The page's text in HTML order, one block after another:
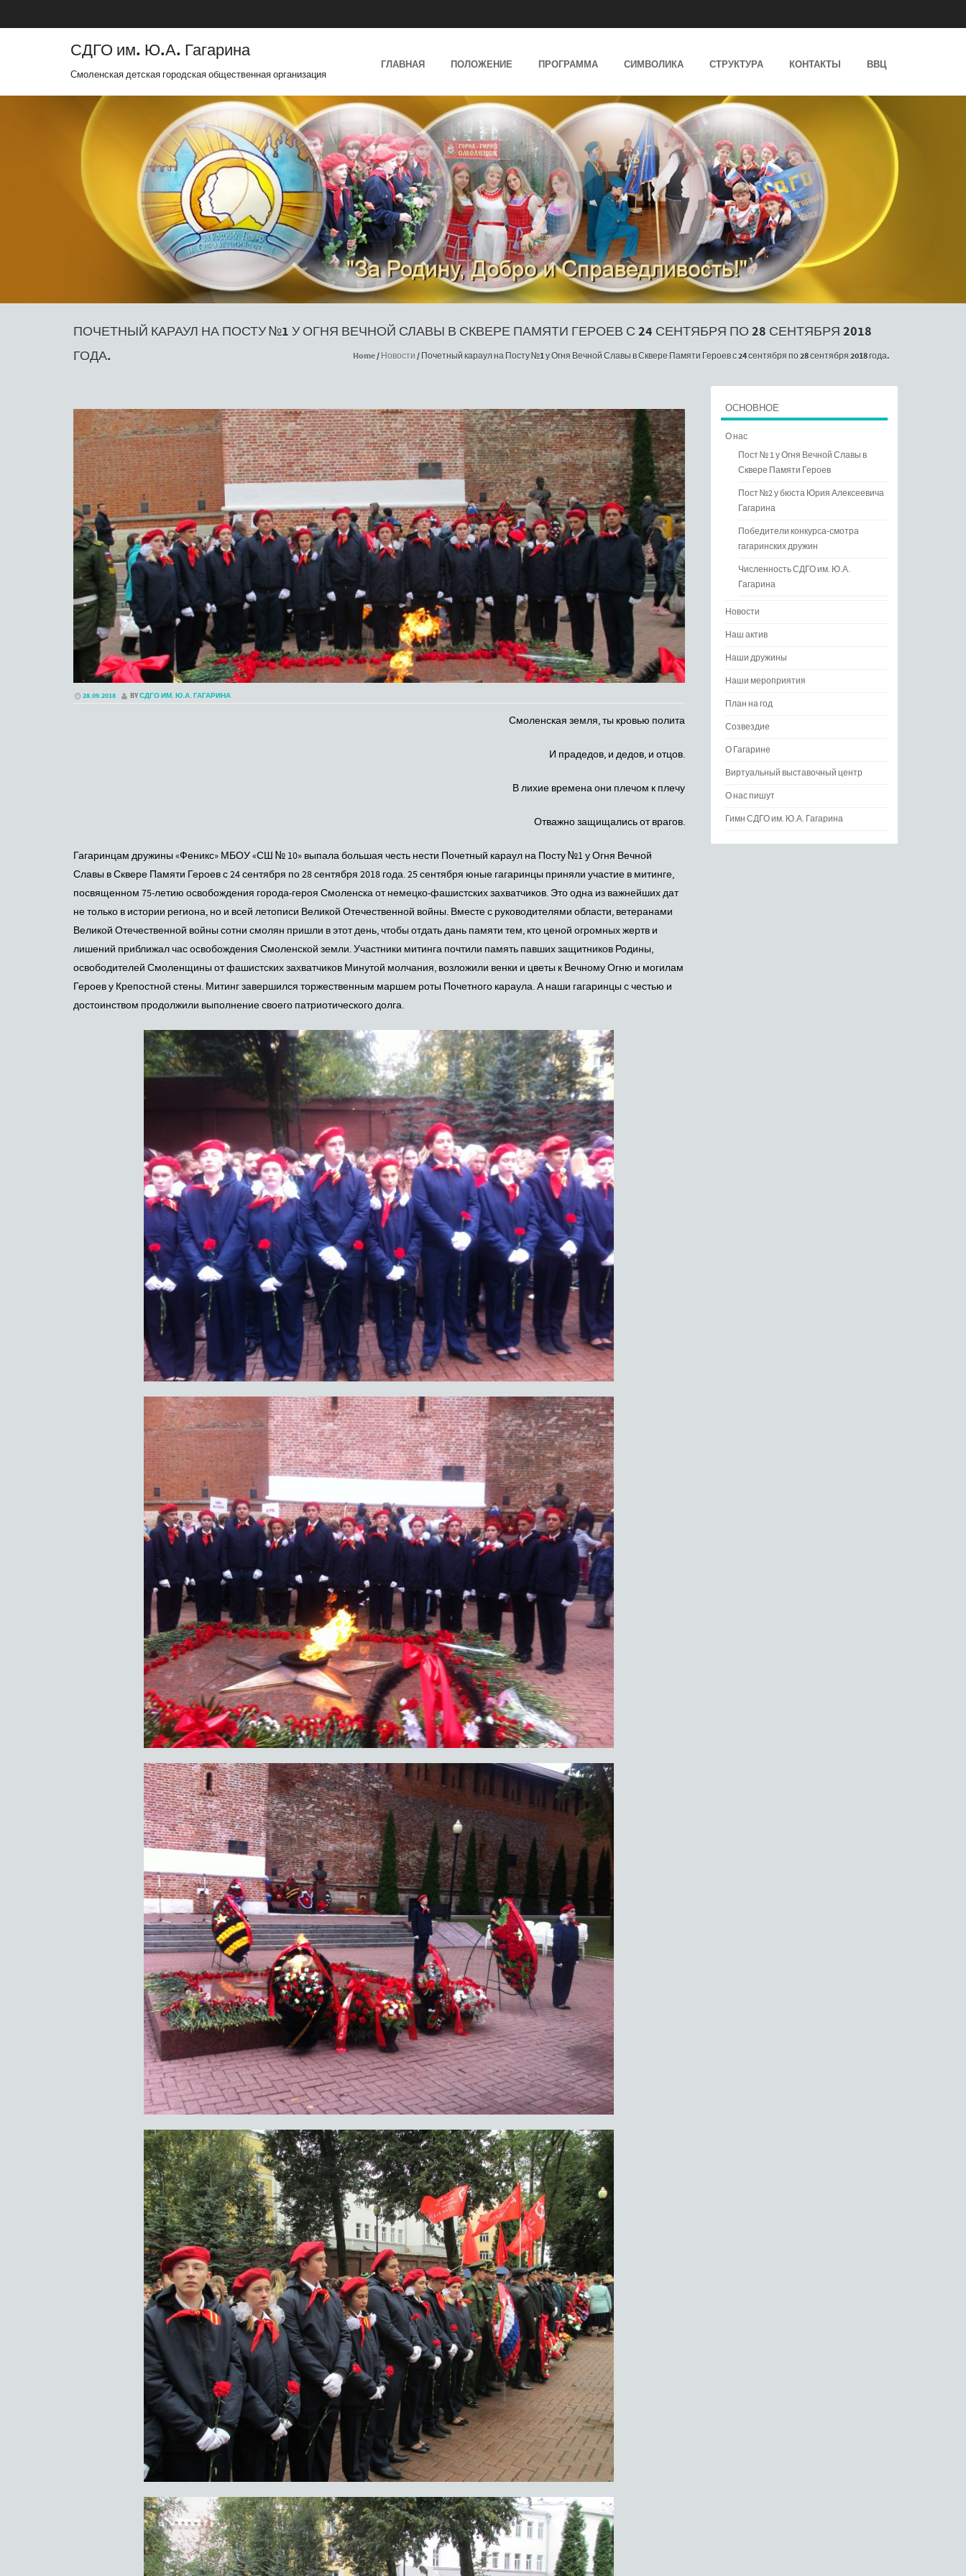
СДГО им. Ю.А. Гагарина
Смоленская детская городская общественная организация
SKIP TO CONTENT
ГЛАВНАЯ ПОЛОЖЕНИЕ ПРОГРАММА СИМВОЛИКА СТРУКТУРА КОНТАКТЫ ВВЦ
ПОЧЕТНЫЙ КАРАУЛ НА ПОСТУ №1 У ОГНЯ ВЕЧНОЙ СЛАВЫ В СКВЕРЕ ПАМЯТИ ГЕРОЕВ С 24 СЕНТЯБРЯ ПО 28 СЕНТЯБРЯ 2018
ГОДА.
Home/Новости/Почетный караул на Посту №1 у Огня Вечной Славы в Сквере Памяти Героев с 24 сентября по 28 сентября 2018 года.
28.09.2018 BYСДГО ИМ. Ю.А. ГАГАРИНА
Смоленская земля, ты кровью полита
И прадедов, и дедов, и отцов.
В лихие времена они плечом к плечу
Отважно защищались от врагов.
Гагаринцам дружины «Феникс» МБОУ «СШ № 10» выпала большая честь нести Почетный караул на Посту №1 у Огня Вечной
Славы в Сквере Памяти Героев с 24 сентября по 28 сентября 2018 года. 25 сентября юные гагаринцы приняли участие в митинге,
посвященном 75-летию освобождения города-героя Смоленска от немецко-фашистских захватчиков. Это одна из важнейших дат
не только в истории региона, но и всей летописи Великой Отечественной войны. Вместе с руководителями области, ветеранами
Великой Отечественной войны сотни смолян пришли в этот день, чтобы отдать дань памяти тем, кто ценой огромных жертв и
лишений приближал час освобождения Смоленской земли. Участники митинга почтили память павших защитников Родины,
освободителей Смоленщины от фашистских захватчиков Минутой молчания, возложили венки и цветы к Вечному Огню и могилам
Героев у Крепостной стены. Митинг завершился торжественным маршем роты Почетного караула. А наши гагаринцы с честью и
достоинством продолжили выполнение своего патриотического долга.
ОСНОВНОЕ
О нас
Пост № 1 у Огня Вечной Славы в
Сквере Памяти Героев
Пост №2 у бюста Юрия Алексеевича
Гагарина
Победители конкурса-смотра
гагаринских дружин
Численность СДГО им. Ю.А.
Гагарина
Новости
Наш актив
Наши дружины
Наши мероприятия
План на год
Созвездие
О Гагарине
Виртуальный выставочный центр
О нас пишут
Гимн СДГО им. Ю.А. Гагарина